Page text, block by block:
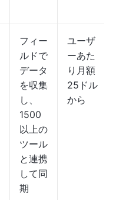
フィー
ルドで
データ
を収集
し、
1500
以上の
ツール
と連携
して同
期
ユーザ
ーあた
り月額
25ドル
から